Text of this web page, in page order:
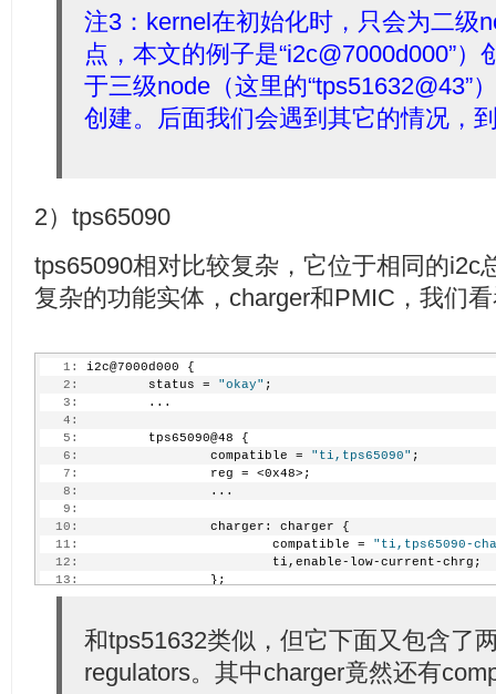
注3：kernel在初始化时，只会为二级
点，本文的例子是“i2c@7000d000”）
于三级node（这里的“tps51632@43”
创建。后面我们会遇到其它的情况，
2）tps65090
tps65090相对比较复杂，它位于相同的i2c
复杂的功能实体，charger和PMIC，我们
   1:
i2c@7000d000 {
   2:
         status =
"okay" ;
   3:
         ...
   4:
   5:
         tps65090@48 {
   6:
                 compatible =
"ti,tps65090" ;
   7:
                 reg = <0x48>;
   8:
                 ...
   9:
  10:
                 charger: charger {
  11:
                         compatible =
"ti,tps65090-
  12:
                         ti,enable-low-current-chrg;
  13:
                 };
  14:
                         tps65090_dcdc1_reg: dcdc1 {
                                 regulator-name =
                                 regulator-always-on;
                                 regulator-boot-on;
和tps51632类似，但它下面又包含了
regulators。其中charger竟然还有